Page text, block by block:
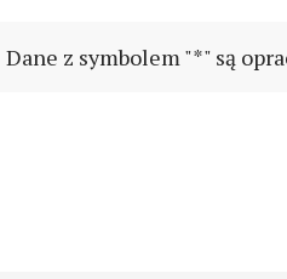
Dane z symbolem "*" są